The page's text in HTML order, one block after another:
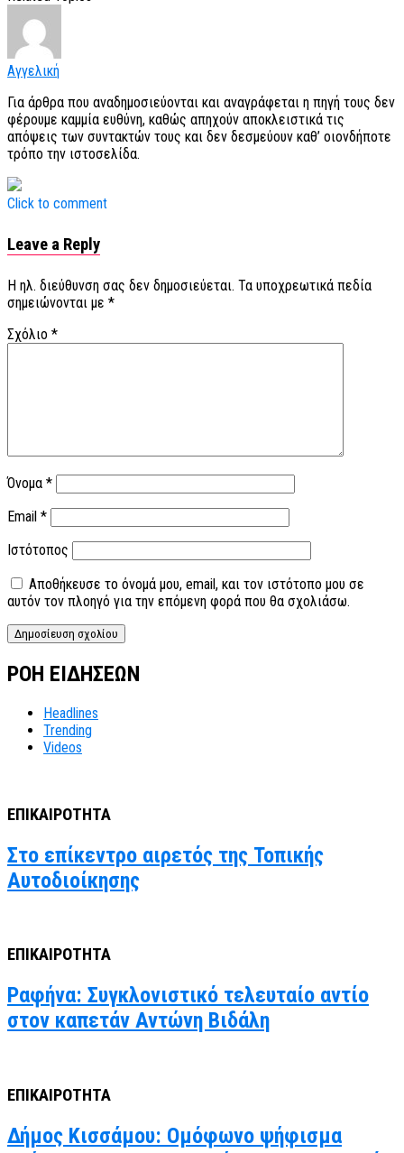
Αγγελική
Για άρθρα που αναδημοσιεύονται και αναγράφεται η πηγή τους δεν
φέρουμε καμμία ευθύνη, καθώς απηχούν αποκλειστικά τις
απόψεις των συντακτών τους και δεν δεσμεύουν καθ’ οιονδήποτε
τρόπο την ιστοσελίδα.
Click to comment
Leave a Reply
Η ηλ. διεύθυνση σας δεν δημοσιεύεται. Τα υποχρεωτικά πεδία
σημειώνονται με *
Σχόλιο *
Όνομα *
Email *
Ιστότοπος
Αποθήκευσε το όνομά μου, email, και τον ιστότοπο μου σε
αυτόν τον πλοηγό για την επόμενη φορά που θα σχολιάσω.
ΡΟΗ ΕΙΔΗΣΕΩΝ
Headlines
Trending
Videos
ΕΠΙΚΑΙΡΟΤΗΤΑ
Στο επίκεντρο αιρετός της Τοπικής
Αυτοδιοίκησης
ΕΠΙΚΑΙΡΟΤΗΤΑ
Ραφήνα: Συγκλονιστικό τελευταίο αντίο
στον καπετάν Αντώνη Βιδάλη
ΕΠΙΚΑΙΡΟΤΗΤΑ
Δήμος Κισσάμου: Ομόφωνο ψήφισμα